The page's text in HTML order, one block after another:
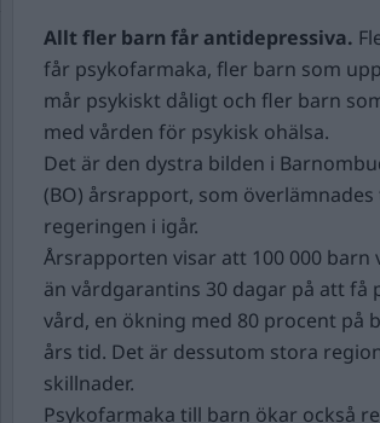
Allt fler barn får antidepressiva.
får psykofarmaka, fler barn som
mår psykiskt dåligt och fler barn
med vården för psykisk ohälsa.
Det är den dystra bilden i
(BO) årsrapport, som överlämnades
regeringen i igår.
Årsrapporten visar att 100 000 barn
än vårdgarantins 30 dagar på att få
vård, en ökning med 80 procent på
års tid. Det är dessutom stora
skillnader.
Psykofarmaka till barn ökar också